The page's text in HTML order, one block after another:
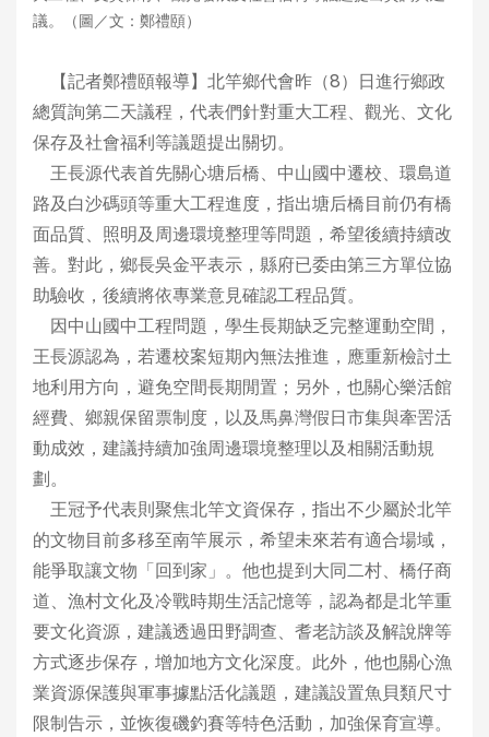
議。（圖／文：鄭禮頤）
【記者鄭禮頤報導】北竿鄉代會昨（8）日進行鄉政
總質詢第二天議程，代表們針對重大工程、觀光、文化
保存及社會福利等議題提出關切。
王長源代表首先關心塘后橋、中山國中遷校、環島道
路及白沙碼頭等重大工程進度，指出塘后橋目前仍有橋
面品質、照明及周邊環境整理等問題，希望後續持續改
善。對此，鄉長吳金平表示，縣府已委由第三方單位協
助驗收，後續將依專業意見確認工程品質。
因中山國中工程問題，學生長期缺乏完整運動空間，
王長源認為，若遷校案短期內無法推進，應重新檢討土
地利用方向，避免空間長期閒置；另外，也關心樂活館
經費、鄉親保留票制度，以及馬鼻灣假日市集與牽罟活
動成效，建議持續加強周邊環境整理以及相關活動規
劃。
王冠予代表則聚焦北竿文資保存，指出不少屬於北竿
的文物目前多移至南竿展示，希望未來若有適合場域，
能爭取讓文物「回到家」。他也提到大同二村、橋仔商
道、漁村文化及冷戰時期生活記憶等，認為都是北竿重
要文化資源，建議透過田野調查、耆老訪談及解說牌等
方式逐步保存，增加地方文化深度。此外，他也關心漁
業資源保護與軍事據點活化議題，建議設置魚貝類尺寸
限制告示，並恢復磯釣賽等特色活動，加強保育宣導。